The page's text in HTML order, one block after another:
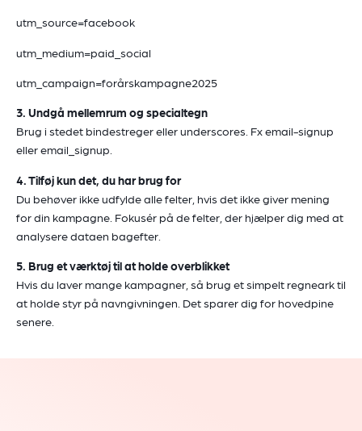
utm_source=facebook
utm_medium=paid_social
utm_campaign=forårskampagne2025
3. Undgå mellemrum og specialtegn
Brug i stedet bindestreger eller underscores. Fx email-signup
eller email_signup.
4. Tilføj kun det, du har brug for
Du behøver ikke udfylde alle felter, hvis det ikke giver mening
for din kampagne. Fokusér på de felter, der hjælper dig med at
analysere dataen bagefter.
5. Brug et værktøj til at holde overblikket
Hvis du laver mange kampagner, så brug et simpelt regneark til
at holde styr på navngivningen. Det sparer dig for hovedpine
senere.